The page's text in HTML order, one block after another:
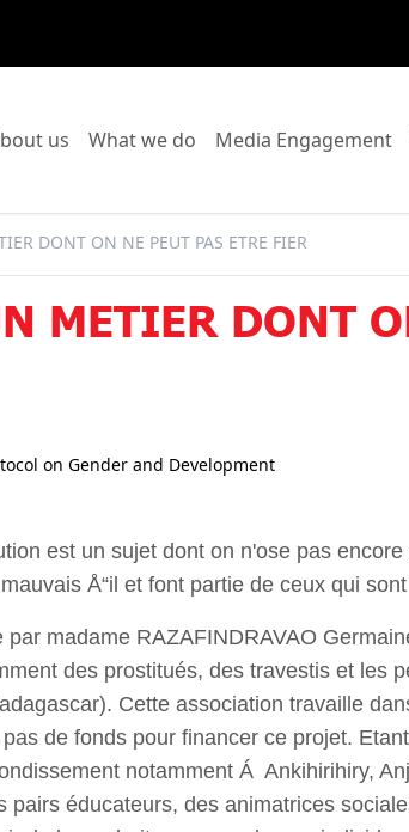
us Go to:
What we do Go to:
Media Engagement
DONT ON NE PEUT PAS ETRE FIER
METIER DONT
on Gender and Development
est un sujet dont on n'ose pas
Å“il et font partie de ceux qui
madame RAZAFINDRAVAO
des prostitués, des travestis et les
Cette association travaille
de fonds pour financer ce projet.
notamment Á Ankihirihiry,
pairs éducateurs, des animatrices